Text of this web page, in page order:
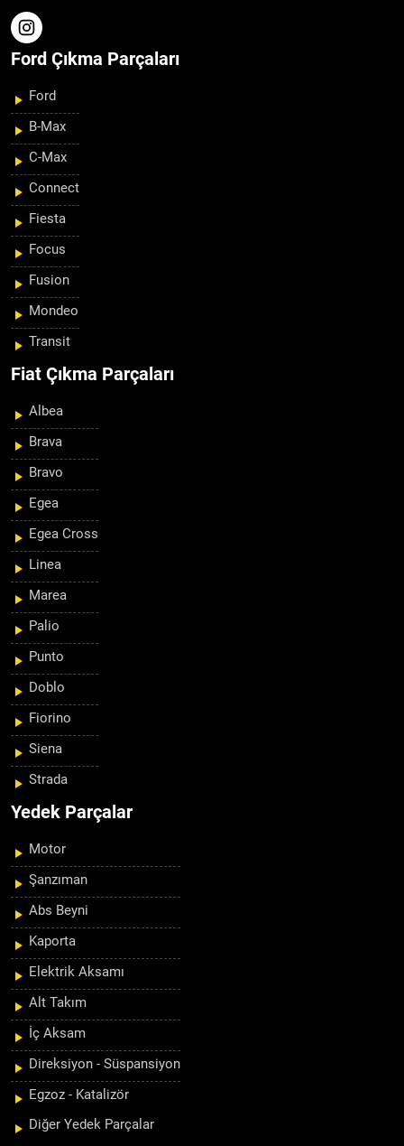
Ford Çıkma Parçaları
Ford
B-Max
C-Max
Connect
Fiesta
Focus
Fusion
Mondeo
Transit
Fiat Çıkma Parçaları
Albea
Brava
Bravo
Egea
Egea Cross
Linea
Marea
Palio
Punto
Doblo
Fiorino
Siena
Strada
Yedek Parçalar
Motor
Şanzıman
Abs Beyni
Kaporta
Elektrik Aksamı
Alt Takım
İç Aksam
Direksiyon - Süspansiyon
Egzoz - Katalizör
Diğer Yedek Parçalar